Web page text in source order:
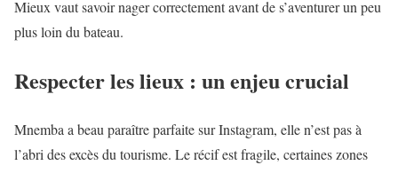
Mieux vaut savoir nager correctement avant de s’aventurer un peu
plus loin du bateau.
Respecter les lieux : un enjeu crucial
Mnemba a beau paraître parfaite sur Instagram, elle n’est pas à
l’abri des excès du tourisme. Le récif est fragile, certaines zones